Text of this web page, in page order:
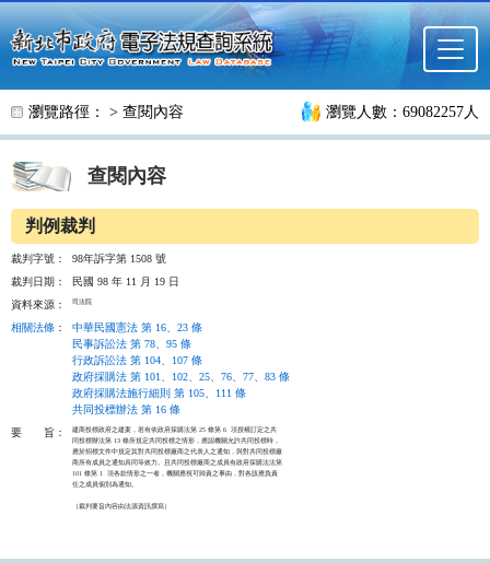
跳至主要內容
瀏覽路徑： > 查閱內容 瀏覽人數：69082257人
查閱內容
判例裁判
裁判字號：
98年訴字第 1508 號
裁判日期：
民國 98 年 11 月 19 日
資料來源：
司法院
相關法條 ：
中華民國憲法 第 16、23 條
民事訴訟法 第 78、95 條
行政訴訟法 第 104、107 條
政府採購法 第 101、102、25、76、77、83 條
政府採購法施行細則 第 105、111 條
共同投標辦法 第 16 條
要
旨：
建商投標政府之建案，若有依政府採購法第 25 條第 6  項授權訂定之共
同投標辦法第 13 條所規定共同投標之情形，應認機關允許共同投標時，
應於招標文件中規定其對共同投標廠商之代表人之通知，與對共同投標廠
商所有成員之通知具同等效力。且共同投標廠商之成員有政府採購法法第
101 條第 1  項各款情形之一者，機關應視可歸責之事由，對各該應負責
任之成員個別為通知。
（裁判要旨內容由法源資訊撰寫）